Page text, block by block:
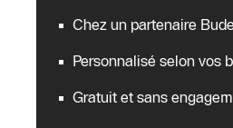
Chez un partenaire
Personnalisé selon vos
Gratuit et sans